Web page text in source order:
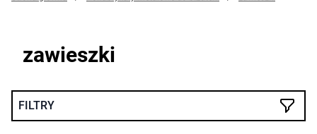
zawieszki
FILTRY